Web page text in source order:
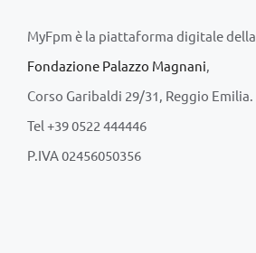
MyFpm è la piattaforma digitale della
Fondazione Palazzo Magnani,
Corso Garibaldi 29/31, Reggio Emilia.
Tel +39 0522 444446
P.IVA 02456050356